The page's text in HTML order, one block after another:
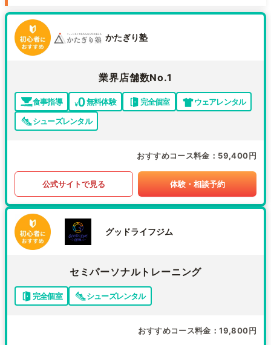
かたぎり塾
業界店舗数No.1
食事指導 無料体験 完全個室
ウェアレンタル
シューズレンタル
おすすめコース料金 59,400円
公式サイトで見る 体験・相談予約
グッドライフジム
セミパーソナルトレーニング
完全個室 シューズレンタル
おすすめコース料金 19,800円